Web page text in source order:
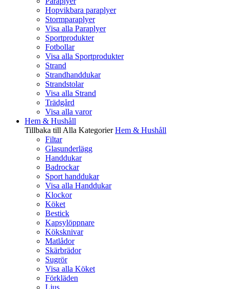
Hopvikbara paraplyer
Stormparaplyer
Visa alla Paraplyer
Sportprodukter
Fotbollar
Visa alla Sportprodukter
Strand
Strandhanddukar
Strandstolar
Visa alla Strand
Trädgård
Visa alla varor
Hem & Hushåll
Tillbaka till Alla Kategorier Hem & Hushåll
Filtar
Glasunderlägg
Handdukar
Badrockar
Sport handdukar
Visa alla Handdukar
Klockor
Köket
Bestick
Kapsylöppnare
Köksknivar
Matlådor
Skärbrädor
Sugrör
Visa alla Köket
Förkläden
Ljus